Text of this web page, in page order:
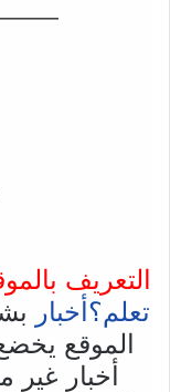
التعريف
تعلم؟أخبار
الموقع
أخبار